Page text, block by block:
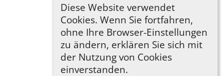
Diese Website verwendet
Cookies. Wenn Sie fortfahren,
ohne Ihre Browser-Einstellungen
zu ändern, erklären Sie sich mit
der Nutzung von Cookies
einverstanden.